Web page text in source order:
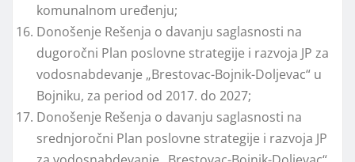
komunalnom uređenju;
Donošenje Rešenja o davanju saglasnosti na
dugoročni Plan poslovne strategije i razvoja JP za
vodosnabdevanje „Brestovac-Bojnik-Doljevac“ u
Bojniku, za period od 2017. do 2027;
Donošenje Rešenja o davanju saglasnosti na
srednjoročni Plan poslovne strategije i razvoja JP